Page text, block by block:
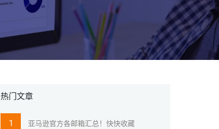
热门文章
亚马逊官方各邮箱汇总！快快收藏